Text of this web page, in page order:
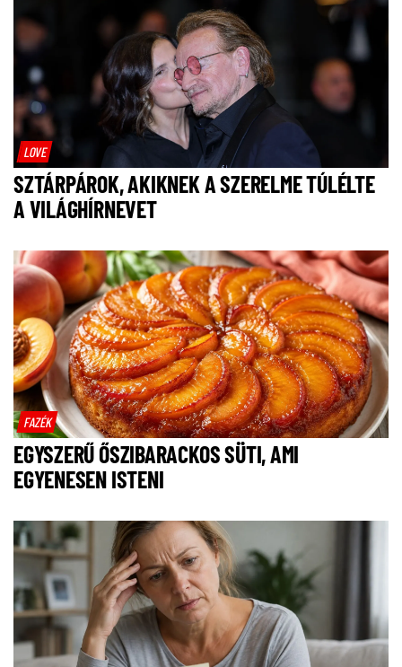
LOVE
SZTÁRPÁROK, AKIKNEK A SZERELME TÚLÉLTE
A VILÁGHÍRNEVET
FAZÉK
EGYSZERŰ ŐSZIBARACKOS SÜTI, AMI
EGYENESEN ISTENI